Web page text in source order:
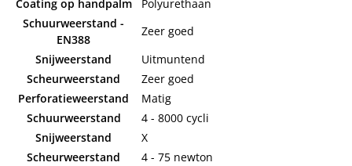
Coating op handpalm
Polyurethaan
Schuurweerstand -
EN388
Zeer goed
Snijweerstand
Uitmuntend
Scheurweerstand
Zeer goed
Perforatieweerstand
Matig
Schuurweerstand
4 - 8000 cycli
Snijweerstand
X
Scheurweerstand
4 - 75 newton